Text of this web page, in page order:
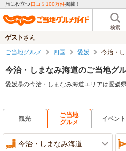
旅に役立つ口コミ100万件掲載！
検索
ゲスト さん
ご当地グルメ 四国 愛媛 今治・
今治・しまなみ海道のご当地グ
観光
ご当地
グルメ
イベント
今治・しまなみ海道